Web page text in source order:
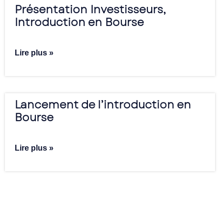
Présentation Investisseurs,
Introduction en Bourse
Lire plus »
Lancement de l’introduction en
Bourse
Lire plus »